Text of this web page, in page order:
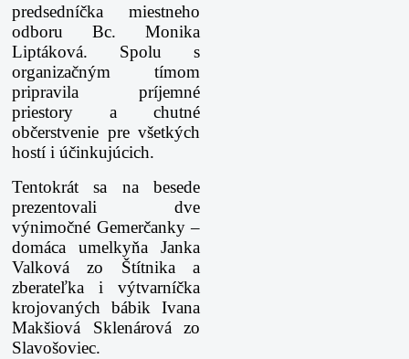
predsedníčka miestneho
odboru Bc. Monika
Liptáková. Spolu s
organizačným tímom
pripravila príjemné
priestory a chutné
občerstvenie pre všetkých
hostí i účinkujúcich.
Tentokrát sa na besede
prezentovali dve
výnimočné Gemerčanky –
domáca umelkyňa Janka
Valková zo Štítnika a
zberateľka i výtvarníčka
krojovaných bábik Ivana
Makšiová Sklenárová zo
Slavošoviec.